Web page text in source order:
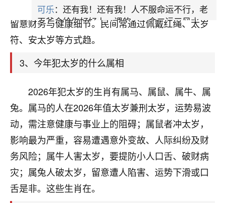
害太岁，谨防小人或合作不顺；属牛为破太岁，需
留意财务与健康细节。民间常通过佩戴红绳、太岁
符、安太岁等方式趋。
3、今年犯太岁的什么属相
2026年犯太岁的生肖有属马、属鼠、属牛、属
兔。属马的人在2026年值太岁兼刑太岁，运势易波
动，需注意健康与事业上的阻碍；属鼠者冲太岁，
影响最为严重，容易遭遇意外变故、人际纠纷及财
务风险；属牛人害太岁，要提防小人口舌、破财病
灾；属兔人破太岁，留意遭人陷害、运势下滑或口
舌是非。这些生肖在。
可乐：还有我！还有我！人不服命运不行，老
天爷会给你好好上一课的。一命二运三风水，
哪样不服都不行！
平安是福：我也是每年找老师化太岁，看年
卦，认识老师3年了，都是缘分啊！
心若莲花
我是做餐饮的，这两年，生意屡屡受挫，店开一家关
一家，要么生意不好，生意好的就出事。前些年攒的
家底快败光了，真是倒霉！我也想找人看看到底怎么
回事？
鹿森：你可以找老师看看，人有时不服命不行
啊！